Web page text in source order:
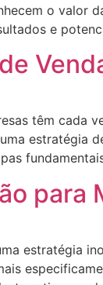
o valor
e
têm cada
estratégia
para
estratégia